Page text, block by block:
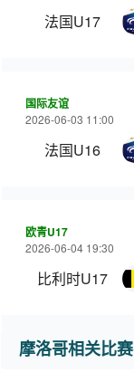
法国U17
国际友谊
2026-06-03 11:00
法国U16
欧青U17
2026-06-04 19:30
比利时U17
摩洛哥相关比赛